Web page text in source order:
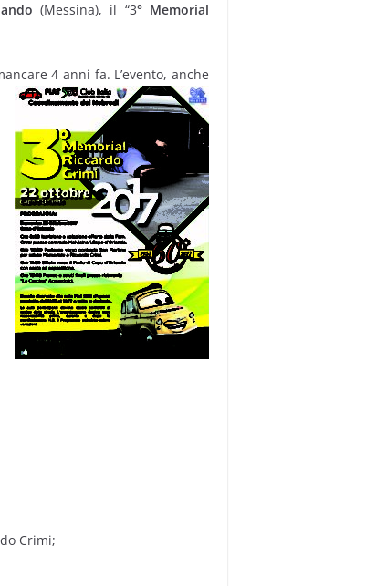
(Messina), il “3° Memorial
4 anni fa. L’evento, anche
Crimi;